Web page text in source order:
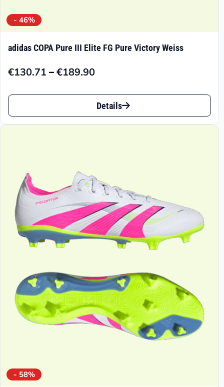
- 46%
adidas COPA Pure III Elite FG Pure Victory Weiss
€130.71 –€189.90
Preisspanne:
€130.71
€189.90
Dieses
Produkt
auf.
Die
Optionen
können
Produktseite
gewählt
Details
- 58%